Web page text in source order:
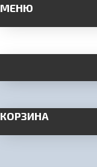
МЕНЮ
КОРЗИНА